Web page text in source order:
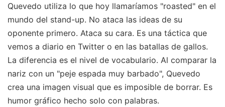
Quevedo utiliza lo que hoy llamaríamos "roasted" en el
mundo del stand-up. No ataca las ideas de su
oponente primero. Ataca su cara. Es una táctica que
vemos a diario en Twitter o en las batallas de gallos.
La diferencia es el nivel de vocabulario. Al comparar la
nariz con un "peje espada muy barbado", Quevedo
crea una imagen visual que es imposible de borrar. Es
humor gráfico hecho solo con palabras.